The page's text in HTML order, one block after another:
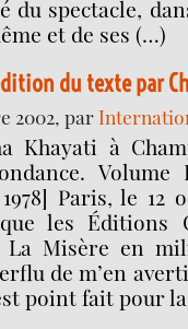
du spectacle,
et de ses (…)
du texte par
2002, par
Khayati à
Paris, le 12
les
Misère en
de m’en
point fait pour